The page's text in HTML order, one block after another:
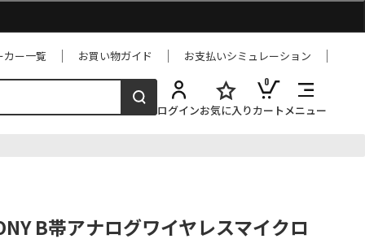
カー一覧 お買い物ガイド お支払いシミュレーション
ログインお気に入り
0
カートメニュー
B帯アナログワイヤレスマイクロ